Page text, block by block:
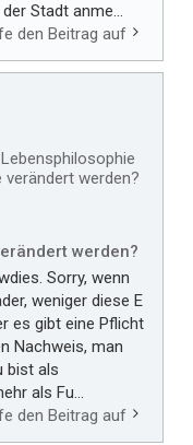
Stadt anme...
den Beitrag auf
werden?
werden?
Sorry, wenn
weniger diese E
es gibt eine Pflicht
Nachweis, man
bist als
als Fu...
den Beitrag auf